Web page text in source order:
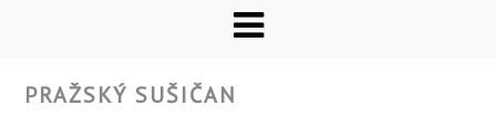
PRAŽSKÝ SUŠIČAN